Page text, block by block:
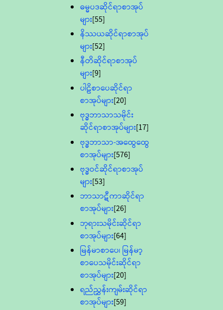
ဓမ္မပဒဆိုင်ရာစာအုပ်
များ[55]
နိဿယဆိုင်ရာစာအုပ်
များ[52]
နီတိဆိုင်ရာစာအုပ်
များ[9]
ပါဠိစာပေဆိုင်ရာ
စာအုပ်များ[20]
ဗုဒ္ဓဘာသာသမိုင်း
ဆိုင်ရာစာအုပ်များ[17]
ဗုဒ္ဓဘာသာ-အထွေထွေ
စာအုပ်များ[576]
ဗုဒ္ဓဝင်ဆိုင်ရာစာအုပ်
များ[53]
ဘာသာဋီကာဆိုင်ရာ
စာအုပ်များ[26]
ဘုရားသမိုင်းဆိုင်ရာ
စာအုပ်များ[64]
မြန်မာစာပေ၊ မြန်မာ့
စာပေသမိုင်းဆိုင်ရာ
စာအုပ်များ[20]
ရည်ညွှန်းကျမ်းဆိုင်ရာ
စာအုပ်များ[59]